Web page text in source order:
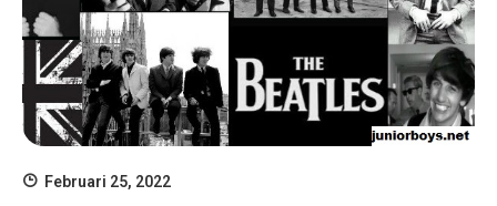
Februari 25, 2022